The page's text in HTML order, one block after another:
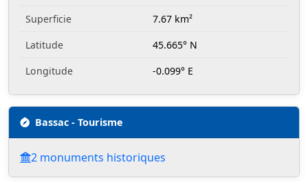
Superficie
7.67 km²
Latitude
45.665° N
Longitude
-0.099° E
Bassac - Tourisme
2 monuments historiques